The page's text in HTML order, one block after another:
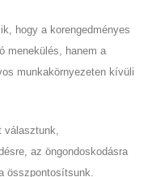
hogy a korengedményes
menekülés, hanem a
munkakörnyezeten kívüli
választunk,
az öngondoskodásra
összpontosítsunk.